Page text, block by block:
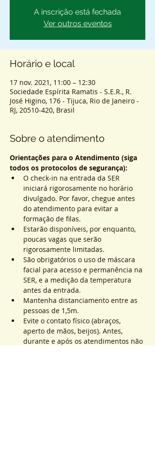
A inscrição está fechada
Ver outros eventos
Horário e local
17 nov. 2021, 11:00 – 12:30
Sociedade Espírita Ramatis - S.E.R., R.
José Higino, 176 - Tijuca, Rio de Janeiro -
RJ, 20510-420, Brasil
Sobre o atendimento
Orientações para o Atendimento (siga
todos os protocolos de segurança):
O check-in na entrada da SER
iniciará rigorosamente no horário
divulgado. Por favor, chegue antes
do atendimento para evitar a
formação de filas.
Estarão disponíveis, por enquanto,
poucas vagas que serão
rigorosamente limitadas.
São obrigatórios o uso de máscara
facial para acesso e permanência na
SER, e a medição da temperatura
antes da entrada.
Mantenha distanciamento entre as
pessoas de 1,5m.
Evite o contato físico (abraços,
aperto de mãos, beijos). Antes,
durante e após os atendimentos não